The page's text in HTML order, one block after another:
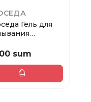
Гель для
sum